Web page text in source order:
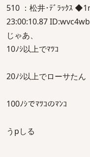
510 ：松井･ﾃﾞﾗｯｸｽ
23:00:10.87
じゃあ、
10ﾉｼ以上でﾏﾂｺ
20ﾉｼ以上でローサたん
100ﾉｼでﾏﾂｺのﾏﾝｺ
うpしる